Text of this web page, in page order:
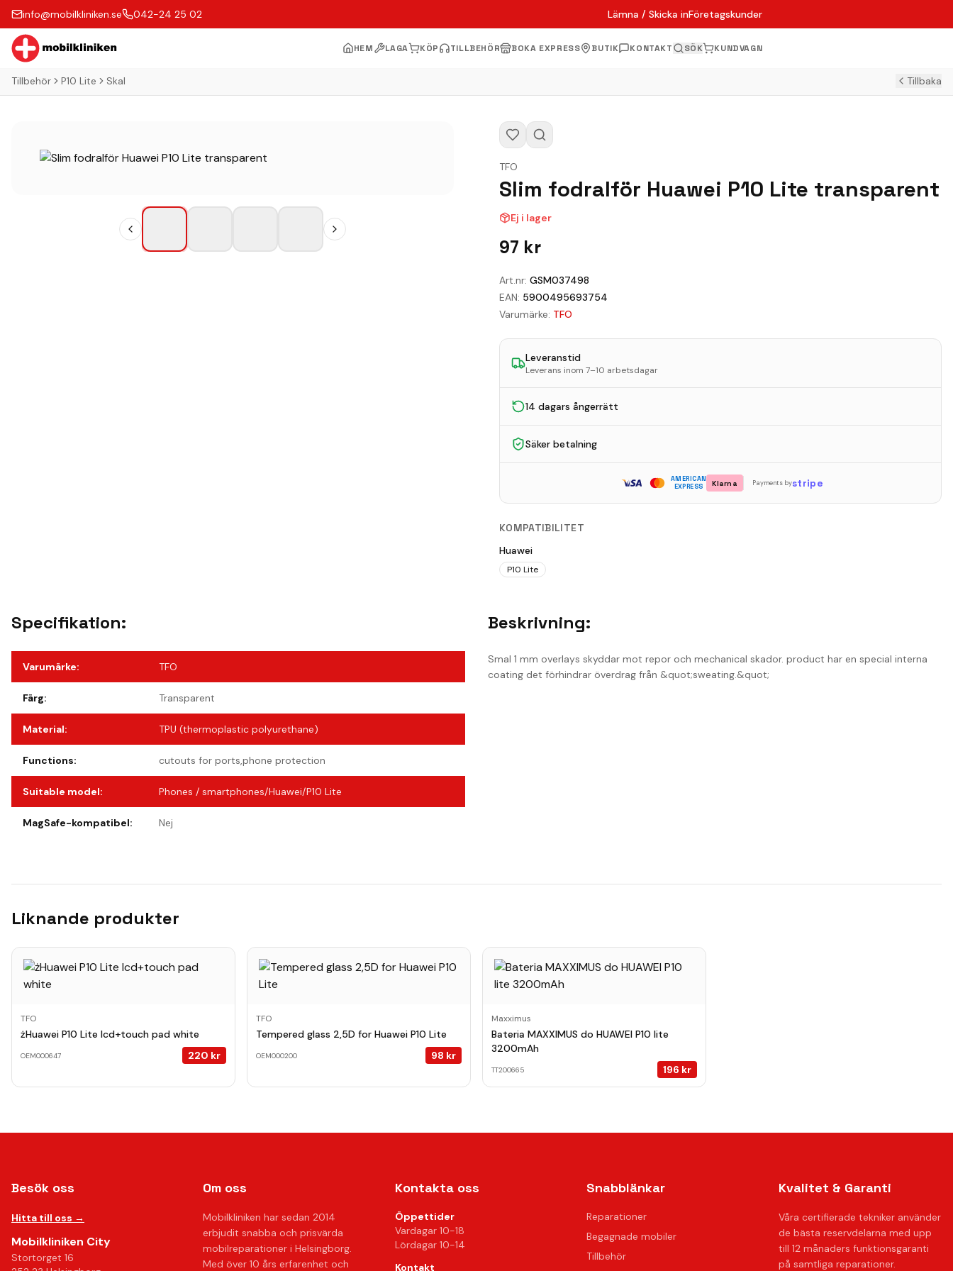
info@mobilkliniken.se 042-24 25 02 Lämna / Skicka inFöretagskunder
HEM LAGA KÖP TILLBEHÖR BOKA EXPRESS BUTIK KONTAKT SÖK KUNDVAGN
Tillbehör P10 Lite Skal Tillbaka
TFO
Slim fodralför Huawei P10 Lite transparent
Ej i lager
97 kr
Art.nr: GSM037498
EAN: 5900495693754
Varumärke: TFO
Leveranstid
Leverans inom 7–10 arbetsdagar
14 dagars ångerrätt
Säker betalning
AMERICAN
EXPRESS
Klarna Payments bystripe
KOMPATIBILITET
Huawei
P10 Lite
Specifikation:
Varumärke: TFO
Färg: Transparent
Material: TPU (thermoplastic polyurethane)
Functions: cutouts for ports,phone protection
Suitable model: Phones / smartphones/Huawei/P10 Lite
MagSafe-kompatibel: Nej
Beskrivning:
Smal 1 mm overlays skyddar mot repor och mechanical skador. product har en special interna
coating det förhindrar överdrag från &quot;sweating.&quot;
Liknande produkter
TFO
żHuawei P10 Lite lcd+touch pad white
OEM000647 220 kr
TFO
Tempered glass 2,5D for Huawei P10 Lite
OEM000200 98 kr
Maxximus
Bateria MAXXIMUS do HUAWEI P10 lite
3200mAh
TT200665 196 kr
Besök oss
Hitta till oss →
Mobilkliniken City
Stortorget 16
Om oss
Mobilkliniken har sedan 2014
erbjudit snabba och prisvärda
mobilreparationer i Helsingborg.
Med över 10 års erfarenhet och
Kontakta oss
Öppettider
Vardagar 10-18
Lördagar 10-14
Kontakt
Snabblänkar
Reparationer
Begagnade mobiler
Tillbehör
Kvalitet & Garanti
Våra certifierade tekniker använder
de bästa reservdelarna med upp
till 12 månaders funktionsgaranti
på samtliga reparationer.